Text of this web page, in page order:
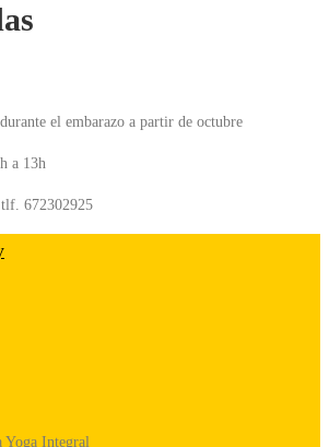
el embarazo a partir de octubre
a 13h
672302925
Integral